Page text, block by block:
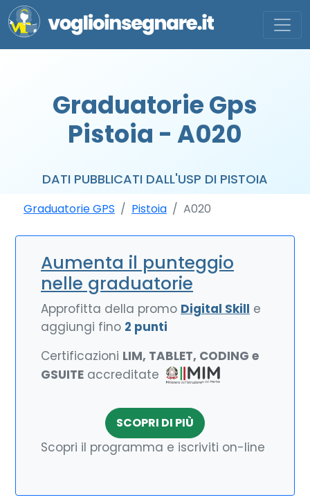
Graduatorie Gps
Pistoia - A020
DATI PUBBLICATI DALL'USP DI PISTOIA
Graduatorie GPS Pistoia A020
Aumenta il punteggio
nelle graduatorie
Approfitta della promo Digital Skill e
aggiungi fino 2 punti
Certificazioni LIM, TABLET, CODING e
GSUITE accreditate
SCOPRI DI PIÙ
Scopri il programma e iscriviti on-line